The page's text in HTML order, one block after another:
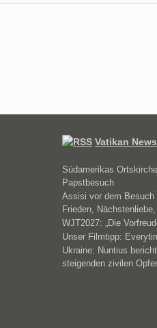
Vatikan News
Südamerikas
Papstbesuch
Assisi vor dem Besuch
Frieden,
WJT2027: „Die
Unser Filmtipp:
Ukraine: Nuntius
steigenden zivilen